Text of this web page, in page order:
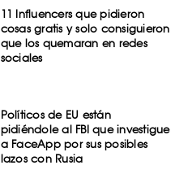
11 Influencers que pidieron
cosas gratis y solo consiguieron
que los quemaran en redes
sociales
Políticos de EU están
pidiéndole al FBI que investigue
a FaceApp por sus posibles
lazos con Rusia